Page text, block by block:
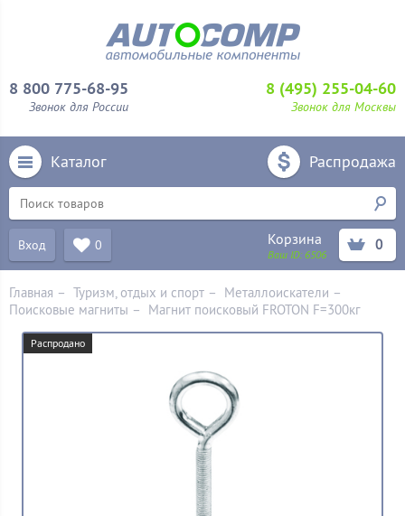
8 800 775-68-95
Звонок для России
8 (495) 255-04-60
Звонок для Москвы
Каталог Распродажа
Вход 0 Корзина
Ваш ID:6506
0
Главная – Туризм, отдых и спорт – Металлоискатели –
Поисковые магниты – Магнит поисковый FROTON F=300кг
Распродано